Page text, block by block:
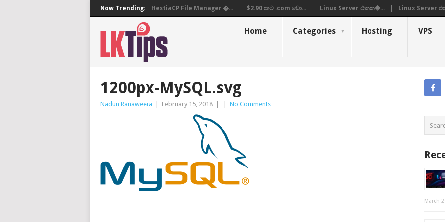
Now Trending: HestiaCP File Manager �... $2.90 කට .com ඩො... Linux Server එකක�... Linux Server
Home Categories Hosting VPS
1200px-MySQL.svg
Nadun Ranaweera February 15, 2018 No Comments
March